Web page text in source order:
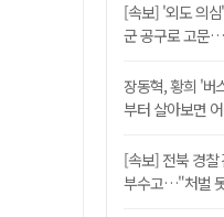
[속보] '외도 의
군 공구로 고문
장동혁, 황희 '버
부터 살아보면
[속보] 전북 경
부수고…"처벌